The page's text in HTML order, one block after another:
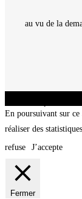
au vu de la
En poursuivant sur
réaliser des
refuse
J’accepte
Fermer